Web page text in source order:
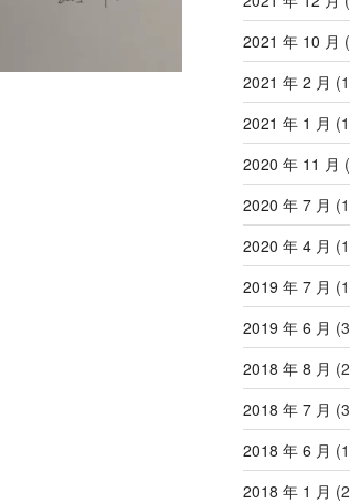
2021 年 10 月
2021 年 2 月
2021 年 1 月
2020 年 11 月
2020 年 7 月
2020 年 4 月
2019 年 7 月
2019 年 6 月
2018 年 8 月
2018 年 7 月
2018 年 6 月
2018 年 1 月